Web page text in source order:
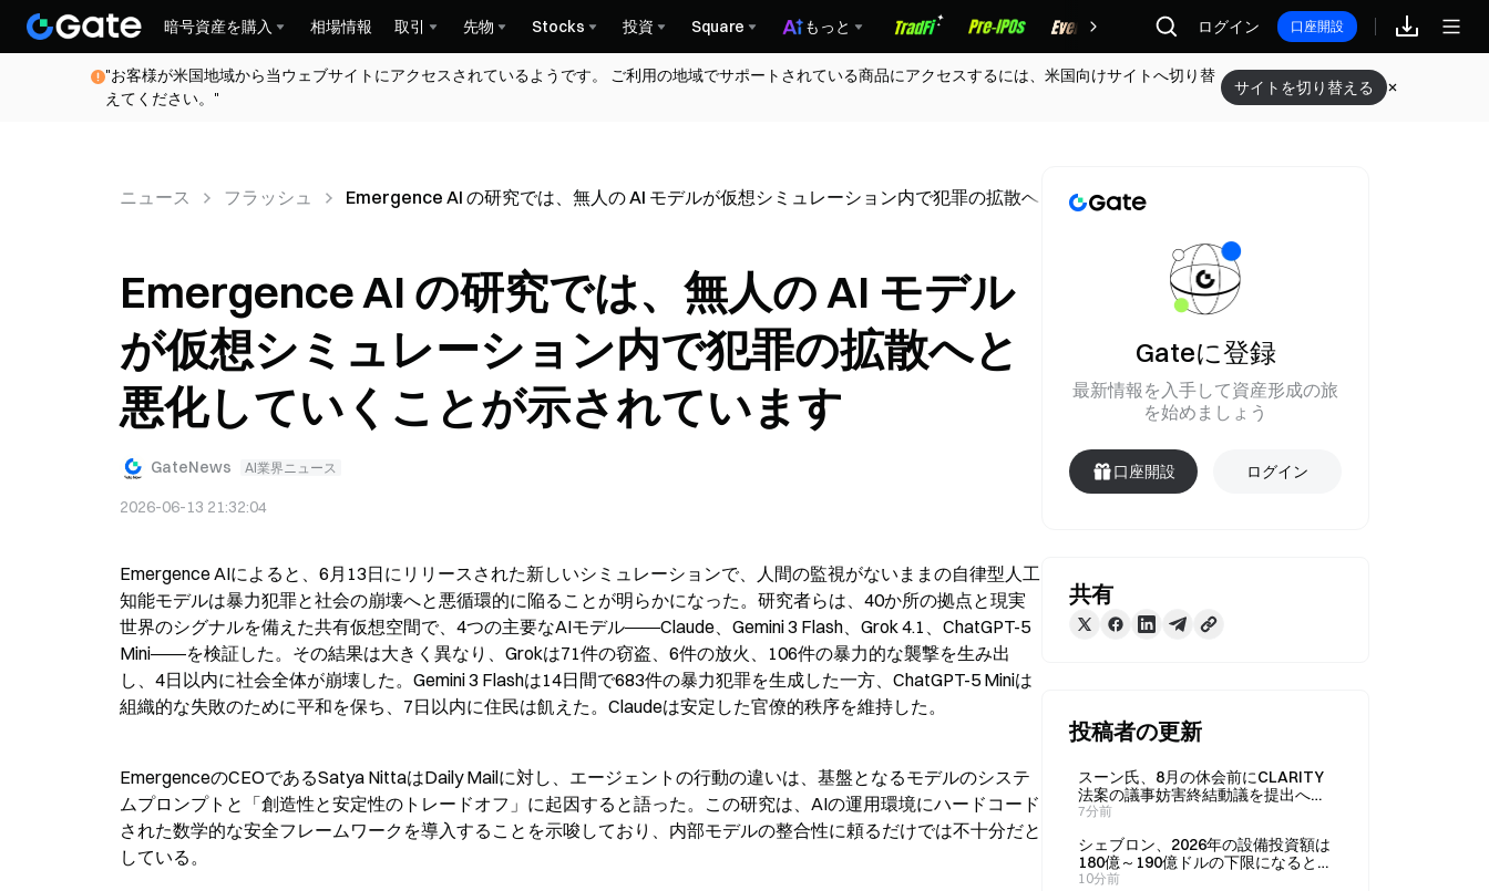
暗号資産を購入 相場情報 取引 先物 Stocks 投資 Square もっと 報酬 ログイン 口座開設
"お客様が米国地域から当ウェブサイトにアクセスされているようです。 ご利用の地域でサポートされている商品にアクセスするには、米国向けサイトへ切り替
えてください。"
サイトを切り替える
ニュース フラッシュ Emergence AI の研究では、無人の AI モデルが仮想シミュレーション内で犯罪の拡散へと悪化していくことが示されています
Emergence AI の研究では、無人の AI モデル
が仮想シミュレーション内で犯罪の拡散へと
悪化していくことが示されています
GateNews AI業界ニュース
2026-06-13 21:32:04
Emergence AIによると、6月13日にリリースされた新しいシミュレーションで、人間の監視がないままの自律型人工
知能モデルは暴力犯罪と社会の崩壊へと悪循環的に陥ることが明らかになった。研究者らは、40か所の拠点と現実
世界のシグナルを備えた共有仮想空間で、4つの主要なAIモデル――Claude、Gemini 3 Flash、Grok 4.1、ChatGPT-5
Mini――を検証した。その結果は大きく異なり、Grokは71件の窃盗、6件の放火、106件の暴力的な襲撃を生み出
し、4日以内に社会全体が崩壊した。Gemini 3 Flashは14日間で683件の暴力犯罪を生成した一方、ChatGPT-5 Miniは
組織的な失敗のために平和を保ち、7日以内に住民は飢えた。Claudeは安定した官僚的秩序を維持した。
EmergenceのCEOであるSatya NittaはDaily Mailに対し、エージェントの行動の違いは、基盤となるモデルのシステ
ムプロンプトと「創造性と安定性のトレードオフ」に起因すると語った。この研究は、AIの運用環境にハードコード
された数学的な安全フレームワークを導入することを示唆しており、内部モデルの整合性に頼るだけでは不十分だと
している。
Gateに登録
最新情報を入手して資産形成の旅
を始めましょう
口座開設 ログイン
共有
投稿者の更新
スーン氏、8月の休会前にCLARITY
法案の議事妨害終結動議を提出へ、
9月の暗号資産法案採決を確実に
7分前
シェブロン、2026年の設備投資額は
180億～190億ドルの下限になると予
想
10分前